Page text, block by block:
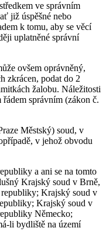
ve správním
již úspěšné nebo
k tomu, aby se věcí
uplatněné správní
ovšem oprávněný,
zkrácen, podat do 2
žalobu. Náležitosti
správním (zákon č.
Městský) soud, v
v jehož obvodu
a ani se na tomto
Krajský soud v Brně,
Krajský soud v
Krajský soud v
Německo;
li bydliště na území